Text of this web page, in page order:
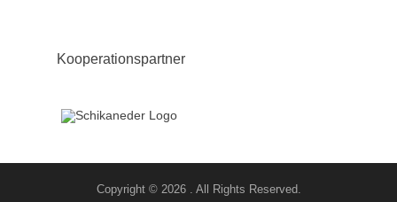
Kooperationspartner
Copyright © 2026 . All Rights Reserved.